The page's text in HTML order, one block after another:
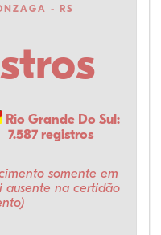
- RS
Rio Grande Do Sul:
7.587 registros
somente em
ausente na certidão